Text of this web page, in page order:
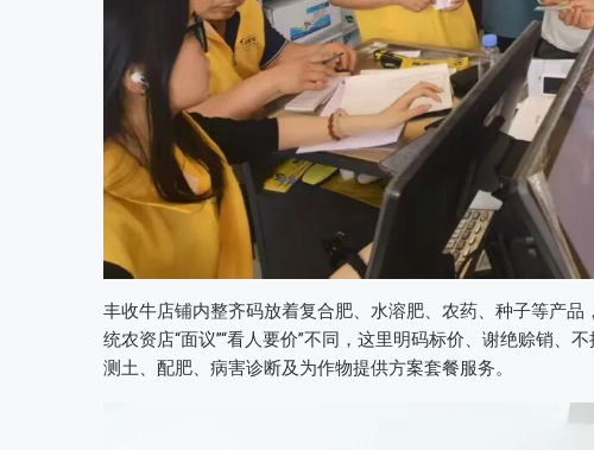
丰收牛店铺内整齐码放着复合肥、水溶肥、农药、种子等产
统农资店“面议”“看人要价”不同，这里明码标价、谢绝赊销、
测土、配肥、病害诊断及为作物提供方案套餐服务。